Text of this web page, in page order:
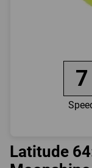
7
Latitude